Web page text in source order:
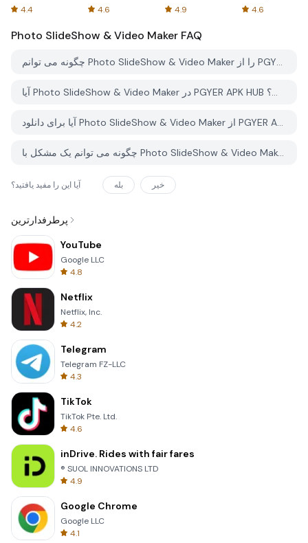
4.4
Spreadsheets
4.6 4.9
AFTVnews
4.6
Photo SlideShow & Video Maker FAQ
چگونه می توانم Photo SlideShow & Video Maker را از PGYER APK HUB دانلود کنم؟
آیا Photo SlideShow & Video Maker در PGYER APK HUB رایگان برای دانلود است؟
آیا برای دانلود Photo SlideShow & Video Maker از PGYER APK HUB نیاز به حساب کاربری دارم؟
چگونه می توانم یک مشکل با Photo SlideShow & Video Maker در PGYER APK HUB گزارش دهم؟
آیا این را مفید یافتید؟ بله خیر
پرطرفدارترین
YouTube
Google LLC
4.8
Netflix
Netflix, Inc.
4.2
Telegram
Telegram FZ-LLC
4.3
TikTok
TikTok Pte. Ltd.
4.6
inDrive. Rides with fair fares
® SUOL INNOVATIONS LTD
4.9
Google Chrome
Google LLC
4.1